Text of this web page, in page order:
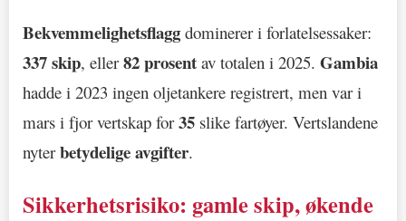
Bekvemmelighetsflagg dominerer i forlatelsessaker:
337 skip, eller82 prosent av totalen i 2025. Gambia
hadde i 2023 ingen oljetankere registrert, men var i
mars i fjor vertskap for35 slike fartøyer. Vertslandene
nyterbetydelige avgifter.
Sikkerhetsrisiko: gamle skip, økende